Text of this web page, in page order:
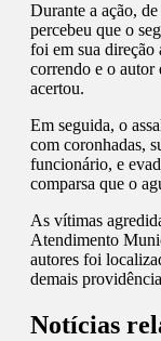
Durante a ação,
percebeu que o
foi em sua direção
correndo e o autor
acertou.
Em seguida, o
com coronhadas,
funcionário, e
comparsa que o
As vítimas
Atendimento
autores foi
demais
Notícias